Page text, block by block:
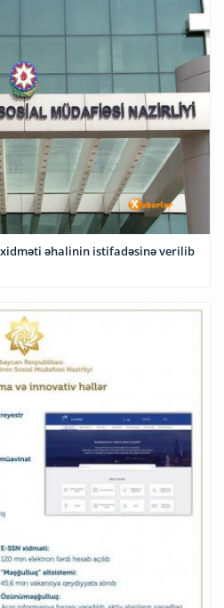
xidməti əhalinin istifadəsinə verilib